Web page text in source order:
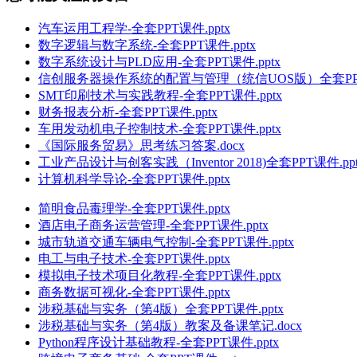
汽车运用工程学-全套PPT课件.pptx
数字逻辑与数字系统-全套PPT课件.pptx
数字系统设计与PLD应用-全套PPT课件.pptx
信创服务器操作系统的配置与管理（统信UOS版）全套
SMT印刷技术与实践教程-全套PPT课件.pptx
财务报表分析-全套PPT课件.pptx
车用发动机电子控制技术-全套PPT课件.pptx
《国际服务贸易》思考练习答案.docx
工业产品设计与创客实践（Inventor 2018)全套PPT课件
计算机科学导论-全套PPT课件.pptx
简明食品毒理学-全套PPT课件.pptx
酒店电子商务运营管理-全套PPT课件.pptx
城市轨道交通车辆电气控制-全套PPT课件.pptx
电工与电子技术-全套PPT课件.pptx
模拟电子技术项目化教程-全套PPT课件.pptx
商务数据可视化-全套PPT课件.pptx
涉税基础与实务（第4版）全套PPT课件.pptx
涉税基础与实务（第4版）教案及备课笔记.docx
Python程序设计基础教程-全套PPT课件.pptx